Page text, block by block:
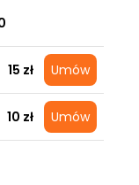
15 zł Umów
10 zł Umów